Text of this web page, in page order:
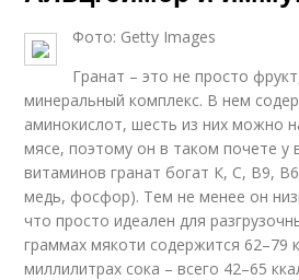
Фото: Getty Images
Гранат – это не просто
минеральный комплекс. В нем
аминокислот, шесть из них можно
мясе, поэтому он в таком почете у
витаминов гранат богат К, С, В9,
медь, фосфор). Тем не менее он
что просто идеален для
граммах мякоти содержится 62–79
миллилитрах сока – всего 42–65